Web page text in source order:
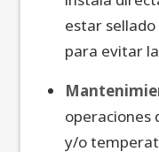
estar
para evitar
operaciones
y/o